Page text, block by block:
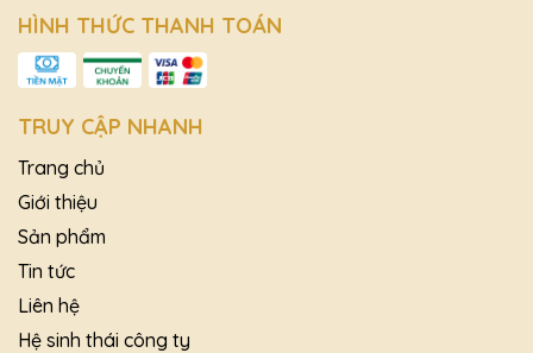
HÌNH THỨC THANH TOÁN
TRUY CẬP NHANH
Trang chủ
Giới thiệu
Sản phẩm
Tin tức
Liên hệ
Hệ sinh thái công ty